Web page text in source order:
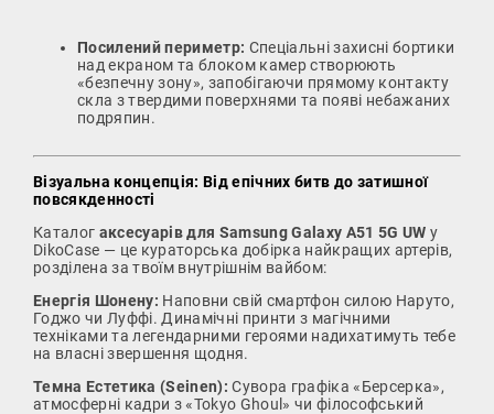
Посилений периметр: Спеціальні захисні бортики
над екраном та блоком камер створюють
«безпечну зону», запобігаючи прямому контакту
скла з твердими поверхнями та появі небажаних
подряпин.
Візуальна концепція: Від епічних битв до затишної
повсякденності
Каталог аксесуарів для Samsung Galaxy A51 5G UW у
DikoCase — це кураторська добірка найкращих артерів,
розділена за твоїм внутрішнім вайбом:
Енергія Шонену: Наповни свій смартфон силою Наруто,
Годжо чи Луффі. Динамічні принти з магічними
техніками та легендарними героями надихатимуть тебе
на власні звершення щодня.
Темна Естетика (Seinen): Сувора графіка «Берсерка»,
атмосферні кадри з «Tokyo Ghoul» чи філософський